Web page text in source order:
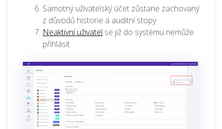
Samotný uživatelský účet zůstane zachovaný
z důvodů historie a auditní stopy
Neaktivní uživatel se již do systému nemůže
přihlásit